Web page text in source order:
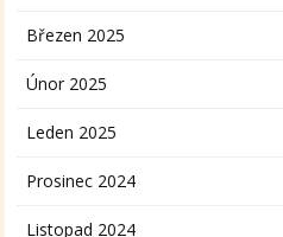
Březen 2025
Únor 2025
Leden 2025
Prosinec 2024
Listopad 2024